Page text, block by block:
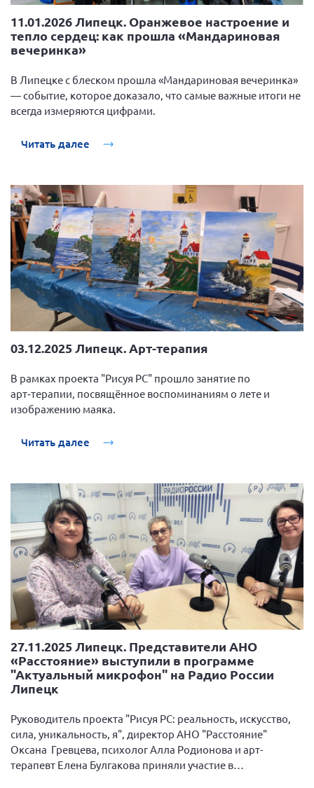
11.01.2026 Липецк. Оранжевое настроение и
тепло сердец: как прошла «Мандариновая
вечеринка»
В Липецке с блеском прошла «Мандариновая вечеринка»
— событие, которое доказало, что самые важные итоги не
всегда измеряются цифрами.
Читать далее
03.12.2025 Липецк. Арт-терапия
В рамках проекта "Рисуя РС" прошло занятие по
арт‑терапии, посвящённое воспоминаниям о лете и
изображению маяка.
Читать далее
27.11.2025 Липецк. Представители АНО
«Расстояние» выступили в программе
"Актуальный микрофон" на Радио России
Липецк
Руководитель проекта "Рисуя РС: реальность, искусство,
сила, уникальность, я", директор АНО "Расстояние"
Оксана Гревцева, психолог Алла Родионова и арт-
терапевт Елена Булгакова приняли участие в